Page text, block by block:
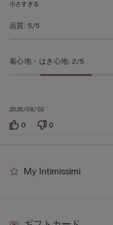
2026/08/02
小さすぎる
品質: 5/5
着心地・はき心地: 2/5
0 0
My Intimissimi